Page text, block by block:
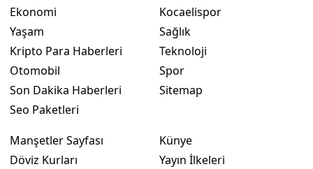
Ekonomi
Yaşam
Kripto Para Haberleri
Otomobil
Son Dakika Haberleri
Seo Paketleri
Kocaelispor
Sağlık
Teknoloji
Spor
Sitemap
Manşetler Sayfası
Döviz Kurları
Künye
Yayın İlkeleri